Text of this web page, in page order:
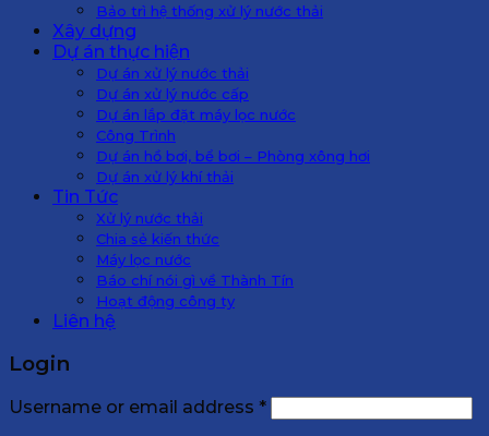
Bảo trì hệ thống xử lý nước thải
Xây dựng
Dự án thực hiện
Dự án xử lý nước thải
Dự án xử lý nước cấp
Dự án lắp đặt máy lọc nước
Công Trình
Dự án hồ bơi, bể bơi – Phòng xông hơi
Dự án xử lý khí thải
Tin Tức
Xử lý nước thải
Chia sẻ kiến thức
Máy lọc nước
Báo chí nói gì về Thành Tín
Hoạt động công ty
Liên hệ
Login
Username or email address *